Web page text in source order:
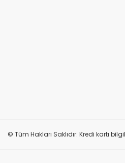
© Tüm Hakları Saklıdır. Kredi kartı